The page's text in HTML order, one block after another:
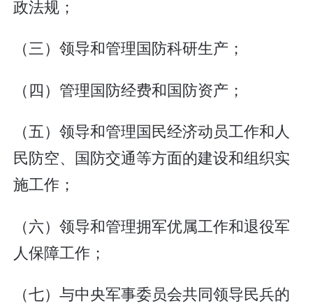
政法规；
（三）领导和管理国防科研生产；
（四）管理国防经费和国防资产；
（五）领导和管理国民经济动员工作和人
民防空、国防交通等方面的建设和组织实
施工作；
（六）领导和管理拥军优属工作和退役军
人保障工作；
（七）与中央军事委员会共同领导民兵的